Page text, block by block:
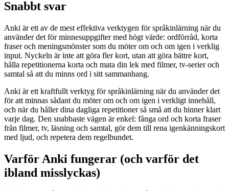
Snabbt svar
Anki är ett av de mest effektiva verktygen för språkinlärning när du
använder det för minnesuppgifter med högt värde: ordförråd, korta
fraser och meningsmönster som du möter om och om igen i verklig
input. Nyckeln är inte att göra fler kort, utan att göra bättre kort,
hålla repetitionerna korta och mata din lek med filmer, tv-serier och
samtal så att du minns ord i sitt sammanhang.
Anki är ett kraftfullt verktyg för språkinlärning när du använder det
för att minnas sådant du möter om och om igen i verkligt innehåll,
och när du håller dina dagliga repetitioner så små att du hinner klart
varje dag. Den snabbaste vägen är enkel: fånga ord och korta fraser
från filmer, tv, läsning och samtal, gör dem till rena igenkänningskort
med ljud, och repetera dem regelbundet.
Varför Anki fungerar (och varför det
ibland misslyckas)